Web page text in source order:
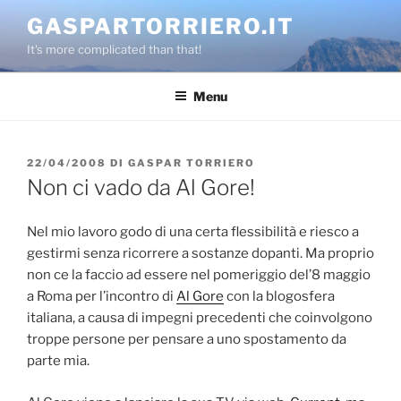
contenuto
GASPARTORRIERO.IT
It's more complicated than that!
Menu
PUBBLICATO
IL
22/04/2008 DI GASPAR TORRIERO
Non ci vado da Al Gore!
Nel mio lavoro godo di una certa flessibilità e riesco a
gestirmi senza ricorrere a sostanze dopanti. Ma proprio
non ce la faccio ad essere nel pomeriggio del’8 maggio
a Roma per l’incontro di Al Gore con la blogosfera
italiana, a causa di impegni precedenti che coinvolgono
troppe persone per pensare a uno spostamento da
parte mia.